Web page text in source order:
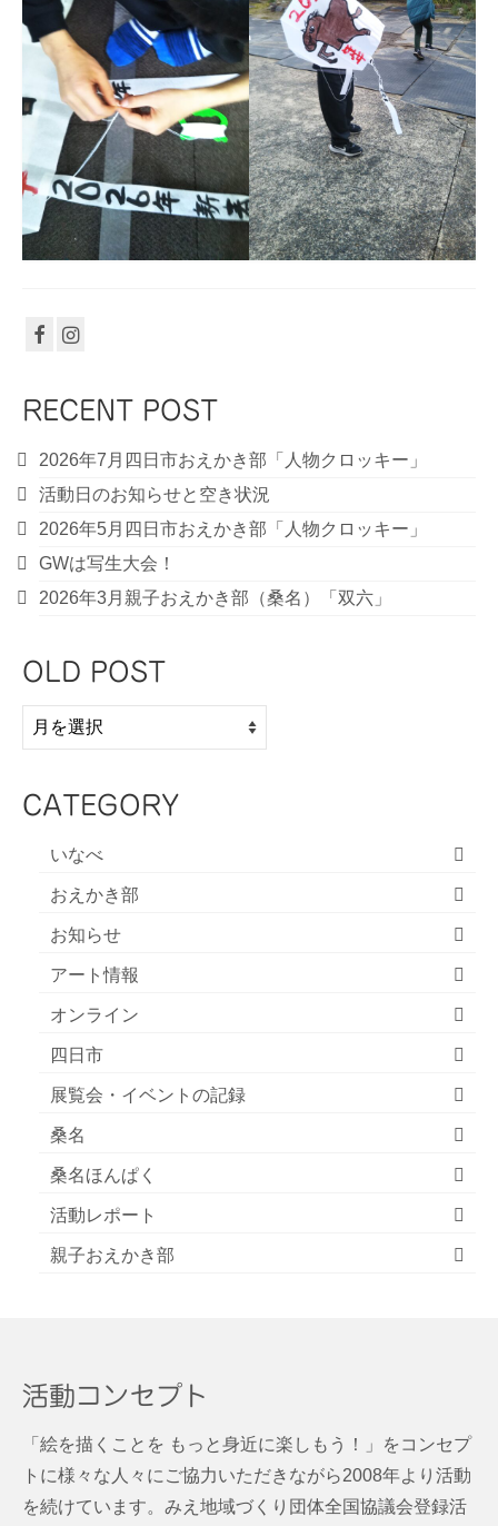
RECENT POST
2026年7月四日市おえかき部「人物クロッキー」
活動日のお知らせと空き状況
2026年5月四日市おえかき部「人物クロッキー」
GWは写生大会！
2026年3月親子おえかき部（桑名）「双六」
OLD POST
OLD
POST
CATEGORY
いなべ
おえかき部
お知らせ
アート情報
オンライン
四日市
展覧会・イベントの記録
桑名
桑名ほんぱく
活動レポート
親子おえかき部
活動コンセプト
「絵を描くことを もっと身近に楽しもう！」をコンセプ
トに様々な人々にご協力いただきながら2008年より活動
を続けています。みえ地域づくり団体全国協議会登録活